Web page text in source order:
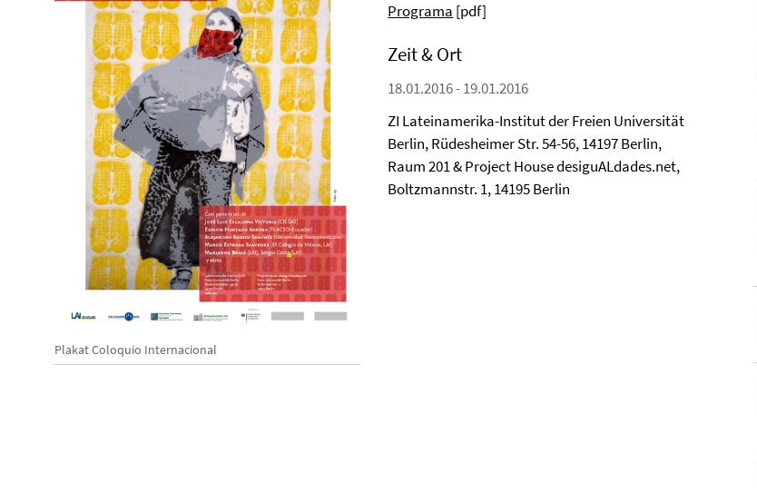
Plakat Coloquio Internacional
Programa [pdf]
Zeit & Ort
18.01.2016 - 19.01.2016
ZI Lateinamerika-Institut der Freien Universität
Berlin, Rüdesheimer Str. 54-56, 14197 Berlin,
Raum 201 & Project House desiguALdades.net,
Boltzmannstr. 1, 14195 Berlin